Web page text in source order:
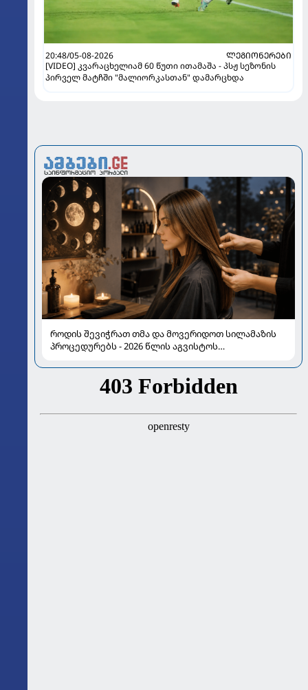
20:48/05-08-2026
ᲚᲔᲒᲘᲝᲜᲔᲠᲔᲑᲘ
[VIDEO] კვარაცხელიამ 60 წუთი ითამაშა - პსჟ სეზონის
პირველ მატჩში "მალიორკასთან" დამარცხდა
როდის შევიჭრათ თმა და მოვერიდოთ სილამაზის
პროცედურებს - 2026 წლის აგვისტოს